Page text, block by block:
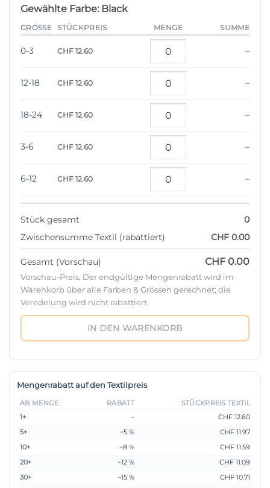
Gewählte Farbe: Black
GRÖSSE STÜCKPREIS MENGE SUMME
0-3 CHF 12.60 –
12-18 CHF 12.60 –
18-24 CHF 12.60 –
3-6 CHF 12.60 –
6-12 CHF 12.60 –
Stück gesamt
0
Zwischensumme Textil (rabattiert)
CHF 0.00
Gesamt (Vorschau) CHF 0.00
Vorschau-Preis. Der endgültige Mengenrabatt wird im
Warenkorb über alle Farben & Grössen gerechnet; die
Veredelung wird nicht rabattiert.
IN DEN WARENKORB
Mengenrabatt auf den Textilpreis
AB MENGE RABATT
STÜCKPREIS TEXTIL
1+
–
CHF 12.60
5+
−5 %
CHF 11.97
10+
−8 %
CHF 11.59
20+
−12 %
CHF 11.09
30+
−15 % CHF 10.71